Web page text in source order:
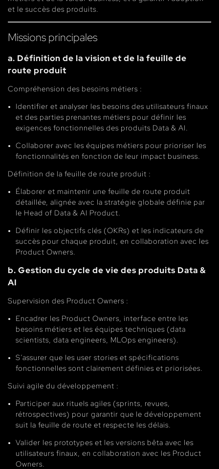
et le succès des produits.
Missions principales
a. Définition de la vision et de la feuille de
route produit
Compréhension des besoins métiers :
Identifier et analyser les besoins des utilisateurs finaux
et des parties prenantes métiers pour définir les
exigences fonctionnelles des produits Data & AI.
Collaborer avec les équipes métiers pour prioriser les
fonctionnalités en fonction de leur impact business.
Définition de la feuille de route produit :
Élaborer et maintenir une feuille de route produit
détaillée, alignée avec la stratégie globale définie par
le Head of Data & AI Product.
Définir les objectifs clés (OKRs) et les indicateurs de
succès pour chaque produit, en collaboration avec les
Product Owners.
b. Gestion du cycle de vie des produits Data &
AI
Supervision des Product Owners :
Encadrer les Product Owners, interface entre les
besoins métiers et les équipes techniques (data
scientists, data engineers, MLOps engineers).
S’assurer que les user stories et spécifications
fonctionnelles sont clairement définies et priorisées.
Suivi agile du développement :
Participer aux rituels agiles (sprints, revues,
rétrospectives) pour garantir que le développement
suit la feuille de route et respecte les délais.
Valider les prototypes et les versions bêta avec les
utilisateurs finaux, en collaboration avec les Product
Owners.